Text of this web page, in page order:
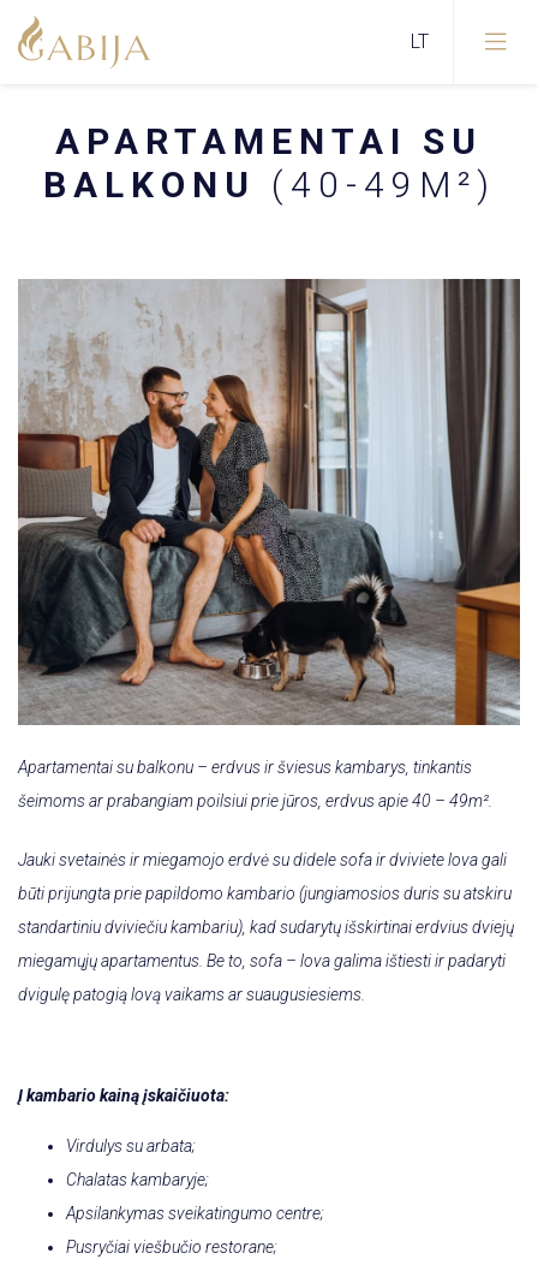
Šventės/Renginiai
Restorano darbo laikas
Restorano MEAT meniu
SPA centras
GABIJOS kūno ir veido procedūros
Svečių etiketas
APARTAMENTAI SU
BALKONU (40-49M²)
Apartamentai su balkonu – erdvus ir šviesus kambarys, tinkantis
šeimoms ar prabangiam poilsiui prie jūros, erdvus apie 40 – 49m².
Jauki svetainės ir miegamojo erdvė su didele sofa ir dviviete lova gali
būti prijungta prie papildomo kambario (jungiamosios duris su atskiru
standartiniu dviviečiu kambariu), kad sudarytų išskirtinai erdvius dviejų
miegamųjų apartamentus. Be to, sofa – lova galima ištiesti ir padaryti
dvigulę patogią lovą vaikams ar suaugusiesiems.
Į kambario kainą įskaičiuota:
Virdulys su arbata;
Chalataskambaryje;
Apsilankymas sveikatingumo centre;
Pusryčiai viešbučio restorane;